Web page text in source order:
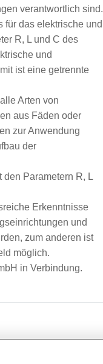
verantwortlich sind.
für das elektrische und
R, L und C des
und
ist eine getrennte
Arten von
aus Fäden oder
zur Anwendung
der
Parametern R, L
Erkenntnisse
und
zum anderen ist
möglich.
in Verbindung.